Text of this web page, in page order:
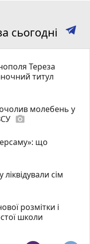
сьогодні
Тереза
титул
молебень у
photo_camera
що
сім
розмітки і
школи